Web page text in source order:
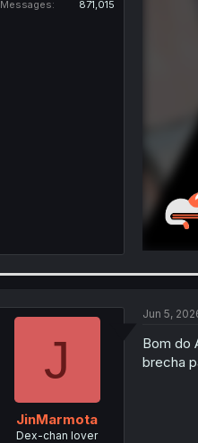
Messages
871,015
J
JinMarmota
Dex-chan lover
Jun 5,
Bom do
brecha